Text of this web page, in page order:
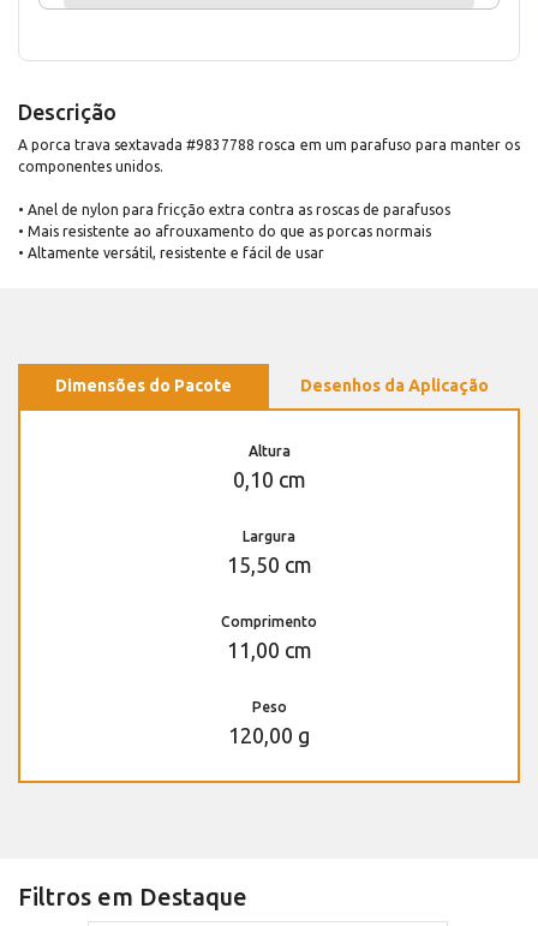
Descrição
A porca trava sextavada #9837788 rosca em um parafuso para manter os
componentes unidos.
• Anel de nylon para fricção extra contra as roscas de parafusos
• Mais resistente ao afrouxamento do que as porcas normais
• Altamente versátil, resistente e fácil de usar
Dimensões do Pacote Desenhos da Aplicação
Altura
0,10 cm
Largura
15,50 cm
Comprimento
11,00 cm
Peso
120,00 g
Filtros em Destaque